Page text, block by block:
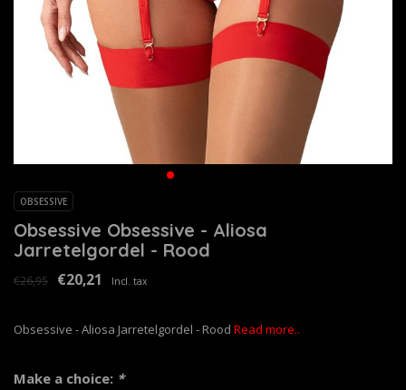
OBSESSIVE
Obsessive Obsessive - Aliosa
Jarretelgordel - Rood
€26,95 €20,21 Incl. tax
Obsessive - Aliosa Jarretelgordel - Rood Read more..
Make a choice: *